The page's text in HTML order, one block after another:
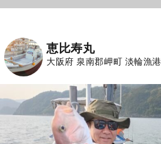
恵比寿丸
大阪府 泉南郡岬町 淡輪漁港